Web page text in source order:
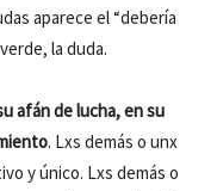
aparece el “debería
la duda.
afán de lucha, en su
. Lxs demás o unx
y único. Lxs demás o